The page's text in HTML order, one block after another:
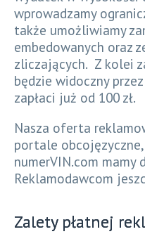
wprowadzamy
także umożliwiamy
embedowanych oraz
zliczających. Z kolei
będzie widoczny
zapłaci już od 100 zł.
Nasza oferta
portale
numerVIN.com mamy
Reklamodawcom
Zalety płatnej